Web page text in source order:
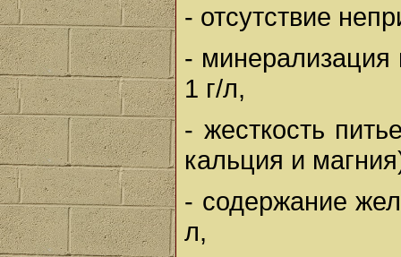
- отсутствие
-
1 г/л,
- жесткость
кальция и
- содержание
л,